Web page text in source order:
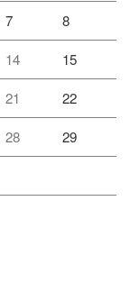
7 8
14 15
21 22
28 29